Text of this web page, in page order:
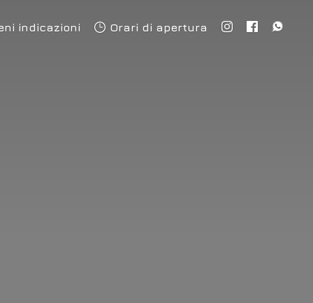
indicazioni Orari di apertura